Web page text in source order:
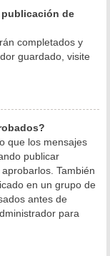
de
completados y
guardado, visite
que los mensajes
publicar
También
en un grupo de
antes de
para